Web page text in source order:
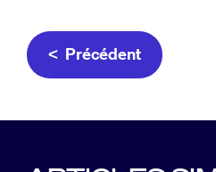
< Précédent